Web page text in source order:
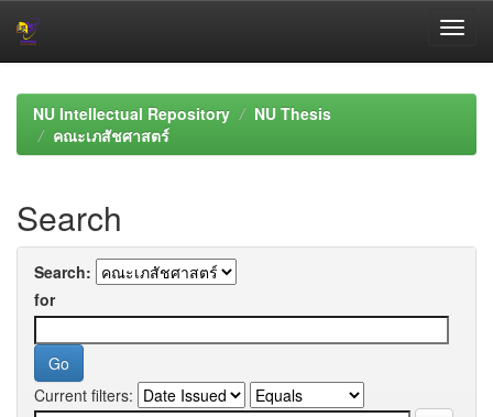
navigationNU Intellectual Repository
NU Thesis
คณะเภสัชศาสตร์
Search
Search:
for
Current filters: